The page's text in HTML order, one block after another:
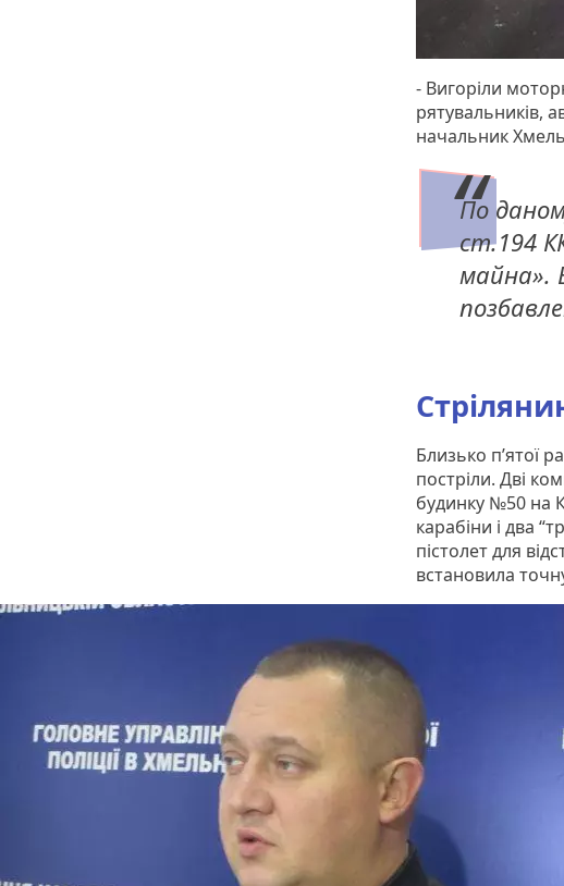
- Вигоріли
рятувальників,
начальник
По
ст.194
майна».
Близько п’ятої
постріли. Дві
будинку №50 на
карабіни і два
пістолет для
встановила